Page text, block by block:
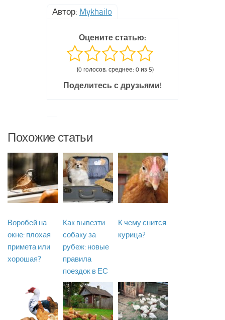
Автор: Mykhailo
Оцените статью:
(0 голосов, среднее: 0 из 5)
Поделитесь с друзьями!
Похожие статьи
Воробей на
окне: плохая
примета или
хорошая?
Как вывезти
собаку за
рубеж: новые
правила
поездок в ЕС
К чему снится
курица?